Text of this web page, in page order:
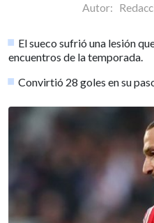
Autor:
El sueco sufrió una lesión
encuentros de la temporada.
Convirtió 28 goles en su